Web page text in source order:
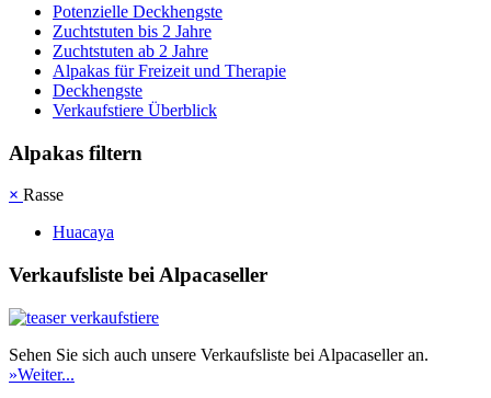
Po­ten­zi­elle Deckhengste
Zuchtstuten bis 2 Jahre
Zuchtstuten ab 2 Jahre
Alpakas für Freizeit und Therapie
Deckhengste
Verkaufstiere Überblick
Alpakas filtern
× Rasse
Huacaya
Verkaufsliste bei Alpacaseller
Sehen Sie sich auch unsere Verkaufsliste bei Alpacaseller an.
»Weiter...